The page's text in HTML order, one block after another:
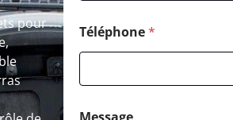
pour
Téléphone*